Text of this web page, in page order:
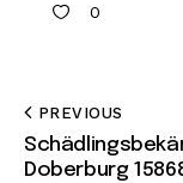
0
PREVIOUS
Doberburg